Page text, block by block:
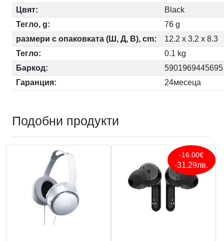
Цвят:
Black
Тегло, g:
76 g
размери с опаковката (Ш, Д, В), cm:
12.2 x 3.2 x 8.3
Тегло:
0.1 kg
Баркод:
5901969445695
Гаранция:
24месеца
Подобни продукти
-16.00€
-31.29лв.